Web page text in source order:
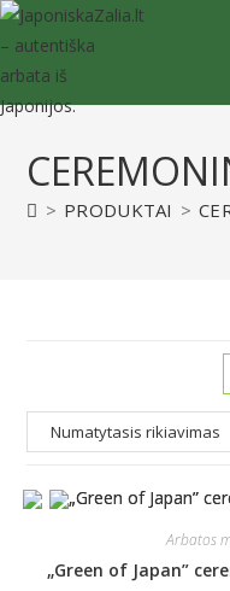
> PRODUKTAI >
Arbatos
„Green of Japan”